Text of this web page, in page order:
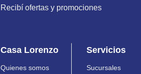
Recibí ofertas y promociones
Casa Lorenzo
Quienes somos
Servicios
Sucursales